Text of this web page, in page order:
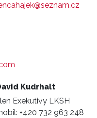
Kudrhalt
Exekutivy LKSH
+420 732 963 248